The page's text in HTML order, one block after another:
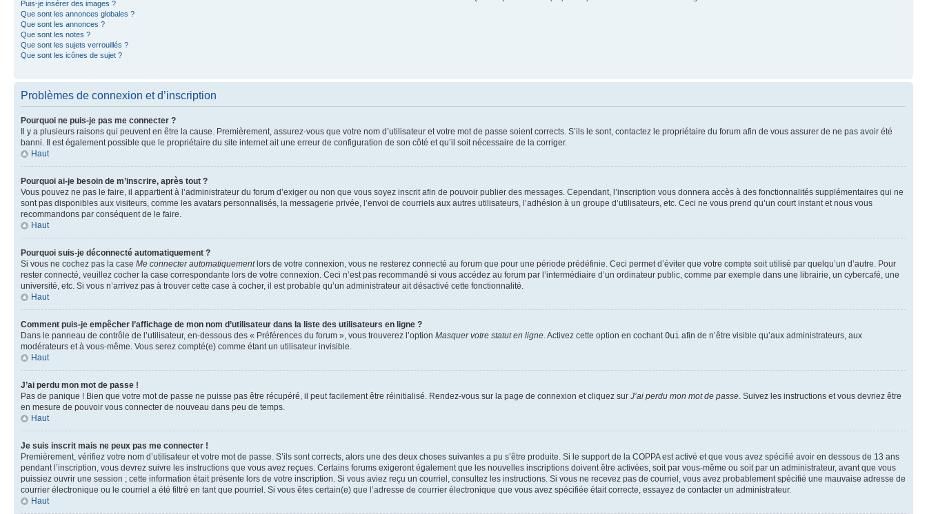
Puis-je insérer des images ?
Que sont les annonces globales ?
Que sont les annonces ?
Que sont les notes ?
Que sont les sujets verrouillés ?
Que sont les icônes de sujet ?
Problèmes de connexion et d’inscription
Pourquoi ne puis-je pas me connecter ?
Il y a plusieurs raisons qui peuvent en être la cause. Premièrement, assurez-vous que votre nom d’utilisateur et votre mot de passe soient corrects. S’ils le sont, contactez le propriétaire du forum afin de vous assurer de ne pas avoir été
banni. Il est également possible que le propriétaire du site internet ait une erreur de configuration de son côté et qu’il soit nécessaire de la corriger.
Haut
Pourquoi ai-je besoin de m’inscrire, après tout ?
Vous pouvez ne pas le faire, il appartient à l’administrateur du forum d’exiger ou non que vous soyez inscrit afin de pouvoir publier des messages. Cependant, l’inscription vous donnera accès à des fonctionnalités supplémentaires qui ne
sont pas disponibles aux visiteurs, comme les avatars personnalisés, la messagerie privée, l’envoi de courriels aux autres utilisateurs, l’adhésion à un groupe d’utilisateurs, etc. Ceci ne vous prend qu’un court instant et nous vous
recommandons par conséquent de le faire.
Haut
Pourquoi suis-je déconnecté automatiquement ?
Si vous ne cochez pas la case Me connecter automatiquementlors de votre connexion, vous ne resterez connecté au forum que pour une période prédéfinie. Ceci permet d’éviter que votre compte soit utilisé par quelqu’un d’autre. Pour
rester connecté, veuillez cocher la case correspondante lors de votre connexion. Ceci n’est pas recommandé si vous accédez au forum par l’intermédiaire d’un ordinateur public, comme par exemple dans une librairie, un cybercafé, une
université, etc. Si vous n’arrivez pas à trouver cette case à cocher, il est probable qu’un administrateur ait désactivé cette fonctionnalité.
Haut
Comment puis-je empêcher l’affichage de mon nom d’utilisateur dans la liste des utilisateurs en ligne ?
Dans le panneau de contrôle de l’utilisateur, en-dessous des « Préférences du forum », vous trouverez l’option Masquer votre statut en ligne. Activez cette option en cochantOui afin de n’être visible qu’aux administrateurs, aux
modérateurs et à vous-même. Vous serez compté(e) comme étant un utilisateur invisible.
Haut
J’ai perdu mon mot de passe !
Pas de panique ! Bien que votre mot de passe ne puisse pas être récupéré, il peut facilement être réinitialisé. Rendez-vous sur la page de connexion et cliquez sur J’ai perdu mon mot de passe. Suivez les instructions et vous devriez être
en mesure de pouvoir vous connecter de nouveau dans peu de temps.
Haut
Je suis inscrit mais ne peux pas me connecter !
Premièrement, vérifiez votre nom d’utilisateur et votre mot de passe. S’ils sont corrects, alors une des deux choses suivantes a pu s’être produite. Si le support de la COPPA est activé et que vous avez spécifié avoir en dessous de 13 ans
pendant l’inscription, vous devrez suivre les instructions que vous avez reçues. Certains forums exigeront également que les nouvelles inscriptions doivent être activées, soit par vous-même ou soit par un administrateur, avant que vous
puissiez ouvrir une session ; cette information était présente lors de votre inscription. Si vous aviez reçu un courriel, consultez les instructions. Si vous ne recevez pas de courriel, vous avez probablement spécifié une mauvaise adresse de
courrier électronique ou le courriel a été filtré en tant que pourriel. Si vous êtes certain(e) que l’adresse de courrier électronique que vous avez spécifiée était correcte, essayez de contacter un administrateur.
Haut